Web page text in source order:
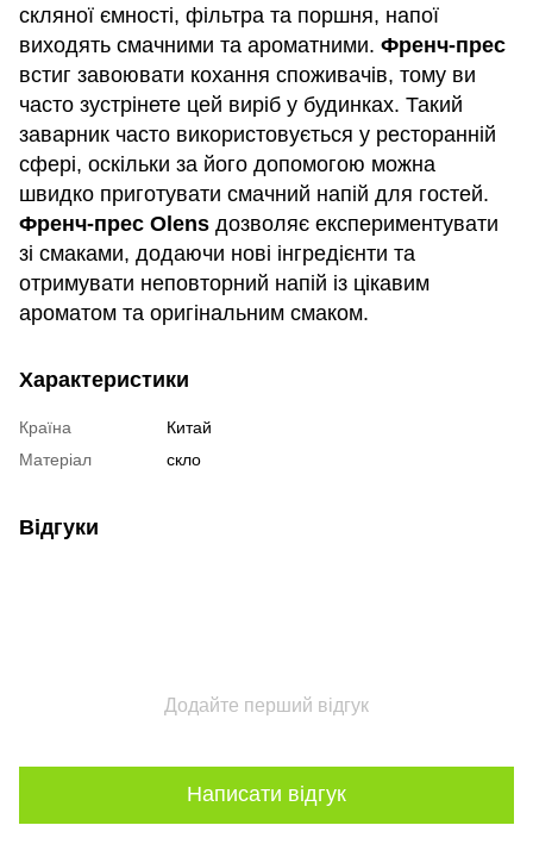
скляної ємності, фільтра та поршня, напої
виходять смачними та ароматними. Френч-прес
встиг завоювати кохання споживачів, тому ви
часто зустрінете цей виріб у будинках. Такий
заварник часто використовується у ресторанній
сфері, оскільки за його допомогою можна
швидко приготувати смачний напій для гостей.
Френч-прес Olens дозволяє експериментувати
зі смаками, додаючи нові інгредієнти та
отримувати неповторний напій із цікавим
ароматом та оригінальним смаком.
Характеристики
Країна
Китай
Матеріал
скло
Відгуки
Додайте перший відгук
Написати відгук